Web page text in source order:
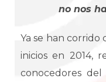
no nos
Ya se han corrido
inicios en 2014,
conocedores